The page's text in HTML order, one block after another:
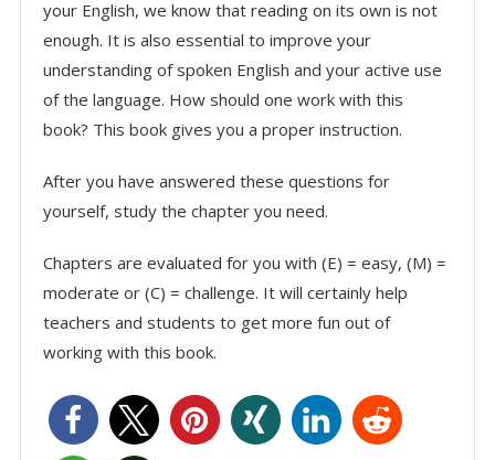
your English, we know that reading on its own is not
enough. It is also essential to improve your
understanding of spoken English and your active use
of the language. How should one work with this
book? This book gives you a proper instruction.
After you have answered these questions for
yourself, study the chapter you need.
Chapters are evaluated for you with (E) = easy, (M) =
moderate or (C) = challenge. It will certainly help
teachers and students to get more fun out of
working with this book.